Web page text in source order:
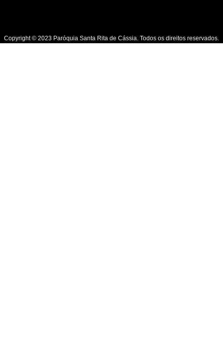
Copyright © 2023 Paróquia Santa Rita de Cássia. Todos os direitos reservados.